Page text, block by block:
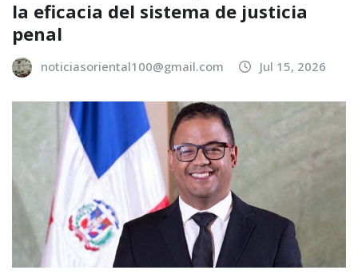
la eficacia del sistema de justicia
penal
noticiasoriental100@gmail.com Jul 15, 2026